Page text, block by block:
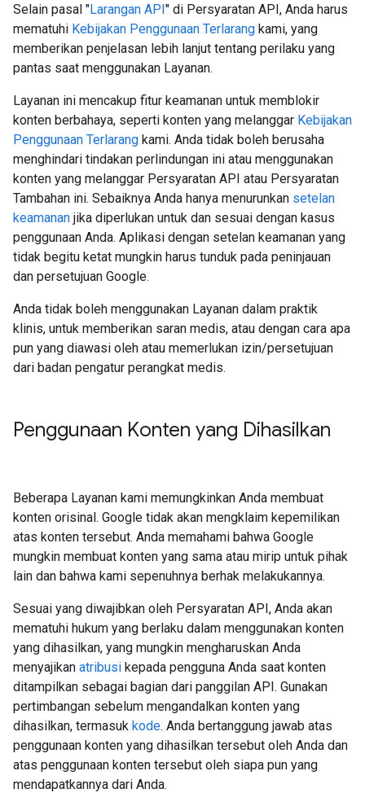
Selain pasal "Larangan API" di Persyaratan API, Anda harus
mematuhi Kebijakan Penggunaan Terlarang kami, yang
memberikan penjelasan lebih lanjut tentang perilaku yang
pantas saat menggunakan Layanan.
Layanan ini mencakup fitur keamanan untuk memblokir
konten berbahaya, seperti konten yang melanggar Kebijakan
Penggunaan Terlarang kami. Anda tidak boleh berusaha
menghindari tindakan perlindungan ini atau menggunakan
konten yang melanggar Persyaratan API atau Persyaratan
Tambahan ini. Sebaiknya Anda hanya menurunkan setelan
keamanan jika diperlukan untuk dan sesuai dengan kasus
penggunaan Anda. Aplikasi dengan setelan keamanan yang
tidak begitu ketat mungkin harus tunduk pada peninjauan
dan persetujuan Google.
Anda tidak boleh menggunakan Layanan dalam praktik
klinis, untuk memberikan saran medis, atau dengan cara apa
pun yang diawasi oleh atau memerlukan izin/persetujuan
dari badan pengatur perangkat medis.
Penggunaan Konten yang Dihasilkan
Beberapa Layanan kami memungkinkan Anda membuat
konten orisinal. Google tidak akan mengklaim kepemilikan
atas konten tersebut. Anda memahami bahwa Google
mungkin membuat konten yang sama atau mirip untuk pihak
lain dan bahwa kami sepenuhnya berhak melakukannya.
Sesuai yang diwajibkan oleh Persyaratan API, Anda akan
mematuhi hukum yang berlaku dalam menggunakan konten
yang dihasilkan, yang mungkin mengharuskan Anda
menyajikan atribusi kepada pengguna Anda saat konten
ditampilkan sebagai bagian dari panggilan API. Gunakan
pertimbangan sebelum mengandalkan konten yang
dihasilkan, termasuk kode. Anda bertanggung jawab atas
penggunaan konten yang dihasilkan tersebut oleh Anda dan
atas penggunaan konten tersebut oleh siapa pun yang
mendapatkannya dari Anda.